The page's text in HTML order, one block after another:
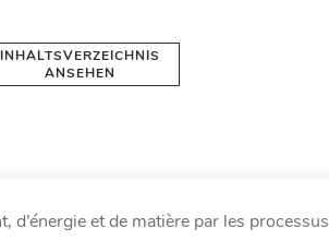
INHALTSVERZEICHNIS
ANSEHEN
et de matière par les processus